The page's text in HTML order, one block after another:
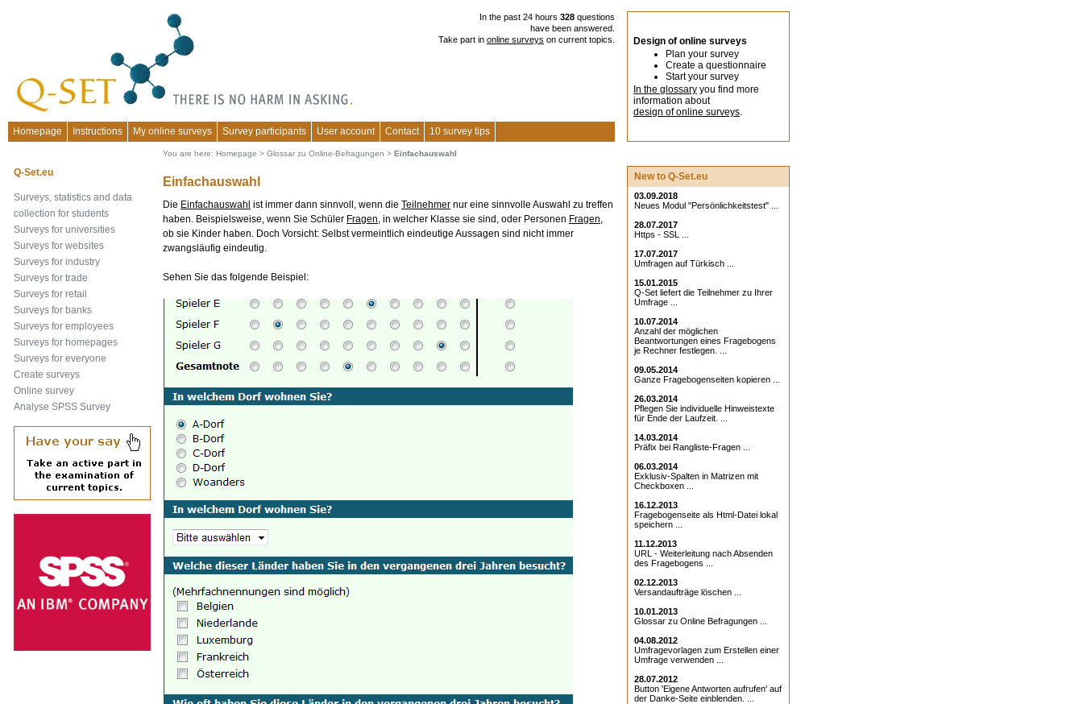
In the past 24 hours 328 questions
have been answered.
Take part in online surveys on current topics.
Design of online surveys
Plan your survey
Create a questionnaire
Start your survey
In the glossary you find more
information about
design of online surveys.
Homepage
Instructions My online surveys Survey participants User account Contact 10 survey tips
You are here: Homepage > Glossar zu Online-Befragungen > Einfachauswahl
Einfachauswahl
Die Einfachauswahl ist immer dann sinnvoll, wenn die Teilnehmer nur eine sinnvolle Auswahl zu treffen
haben. Beispielsweise, wenn Sie Schüler Fragen , in welcher Klasse sie sind, oder Personen Fragen
ob sie Kinder haben. Doch Vorsicht: Selbst vermeintlich eindeutige Aussagen sind nicht immer
zwangsläufig eindeutig.
Sehen Sie das folgende Beispiel:
New to Q-Set.eu
03.09.2018
Neues Modul "Persönlichkeitstest" ...
28.07.2017
Https - SSL ...
17.07.2017
Umfragen auf Türkisch ...
15.01.2015
Q-Set liefert die Teilnehmer zu Ihrer
Umfrage ...
10.07.2014
Anzahl der möglichen
Beantwortungen eines Fragebogens
je Rechner festlegen. ...
09.05.2014
Ganze Fragebogenseiten kopieren ...
26.03.2014
Pflegen Sie individuelle Hinweistexte
für Ende der Laufzeit. ...
14.03.2014
Präfix bei Rangliste-Fragen ...
06.03.2014
Exklusiv-Spalten in Matrizen mit
Checkboxen ...
16.12.2013
Fragebogenseite als Html-Datei lokal
speichern ...
11.12.2013
URL - Weiterleitung nach Absenden
des Fragebogens ...
02.12.2013
Versandaufträge löschen ...
10.01.2013
Glossar zu Online Befragungen ...
04.08.2012
Umfragevorlagen zum Erstellen einer
Umfrage verwenden ...
28.07.2012
Button 'Eigene Antworten aufrufen' auf
der Danke-Seite einblenden. ...
Q-Set.eu
Surveys, statistics and data
collection for students
Surveys for universities
Surveys for websites
Surveys for industry
Surveys for trade
Surveys for retail
Surveys for banks
Surveys for employees
Surveys for homepages
Surveys for everyone
Create surveys
Online survey
Analyse SPSS Survey